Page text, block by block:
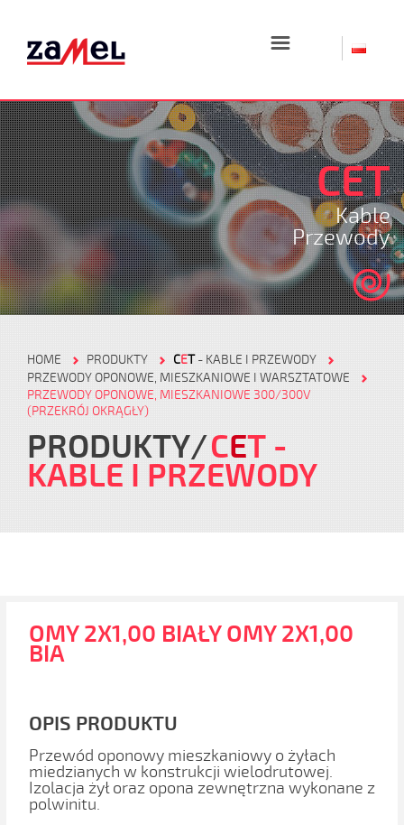
☰
CET
Kable
Przewody
HOME PRODUKTY CET- KABLE I PRZEWODY
PRZEWODY OPONOWE, MIESZKANIOWE I WARSZTATOWE
PRZEWODY OPONOWE, MIESZKANIOWE 300/300V
(PRZEKRÓJ OKRĄGŁY)
PRODUKTY CET -
KABLE I PRZEWODY
OMY 2X1,00 BIAŁY OMY 2X1,00
BIA
OPIS PRODUKTU
Przewód oponowy mieszkaniowy o żyłach
miedzianych w konstrukcji wielodrutowej.
Izolacja żył oraz opona zewnętrzna wykonane z
polwinitu.